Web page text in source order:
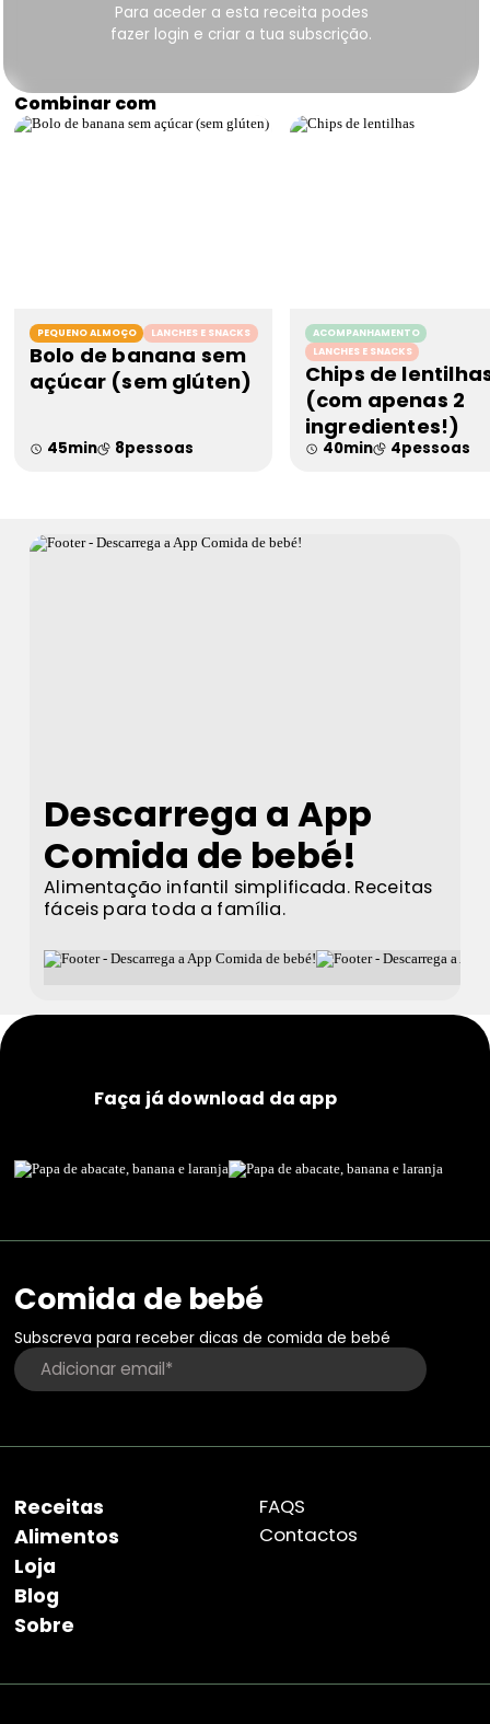
Para aceder a esta receita podes
fazer login e criar a tua subscrição.
Combinar com
PEQUENO ALMOÇO LANCHES E SNACKS
Bolo de banana sem
açúcar (sem glúten)
45min 8pessoas
ACOMPANHAMENTO
LANCHES E SNACKS
Chips de
(com apenas 2
ingredientes!)
40min 4pessoas
Descarrega a App
Comida de bebé!
Alimentação infantil simplificada. Receitas
fáceis para toda a família.
Comida de bebé
Subscreva para receber dicas de comida de bebé
Receitas
Alimentos
Loja
Blog
Sobre
FAQS
Contactos
Faça já download da app